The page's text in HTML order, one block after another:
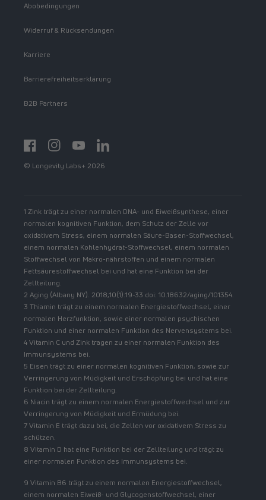
Abobedingungen
Widerruf & Rücksendungen
Karriere
Barrierefreiheitserklärung
B2B Partners
FacebookInstagramYouTubehttps://www.linkedin.com/showcase/
© Longevity Labs+ 2026
1 Zink trägt zu einer normalen DNA- und Eiweißsynthese, einer
normalen kognitiven Funktion, dem Schutz der Zelle vor
oxidativem Stress, einem normalen Säure-Basen-Stoffwechsel,
einem normalen Kohlenhydrat-Stoffwechsel, einem normalen
Stoffwechsel von Makro-nährstoffen und einem normalen
Fettsäurestoffwechsel bei und hat eine Funktion bei der
Zellteilung.
2 Aging (Albany NY). 2018;10(1):19-33 doi: 10.18632/aging/101354.
3 Thiamin trägt zu einem normalen Energiestoffwechsel, einer
normalen Herzfunktion, sowie einer normalen psychischen
Funktion und einer normalen Funktion des Nervensystems bei.
4 Vitamin C und Zink tragen zu einer normalen Funktion des
Immunsystems bei.
5 Eisen trägt zu einer normalen kognitiven Funktion, sowie zur
Verringerung von Müdigkeit und Erschöpfung bei und hat eine
Funktion bei der Zellteilung.
6 Niacin trägt zu einem normalen Energiestoffwechsel und zur
Verringerung von Müdigkeit und Ermüdung bei.
7 Vitamin E trägt dazu bei, die Zellen vor oxidativem Stress zu
schützen.
8 Vitamin D hat eine Funktion bei der Zellteilung und trägt zu
einer normalen Funktion des Immunsystems bei.
9 Vitamin B6 trägt zu einem normalen Energiestoffwechsel,
einem normalen Eiweiß- und Glycogenstoffwechsel, einer